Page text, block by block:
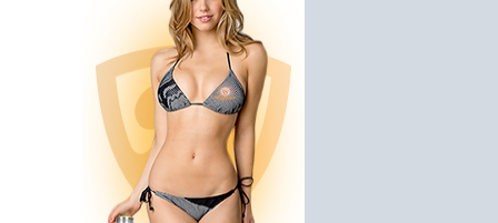
НТС4-150